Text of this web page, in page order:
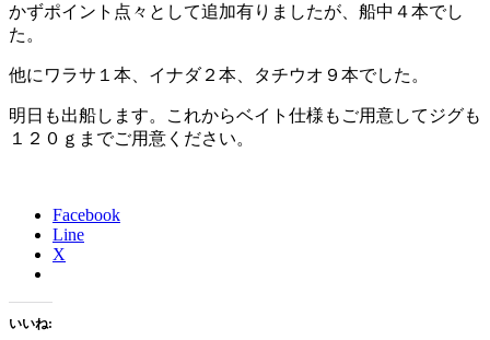
かずポイント点々として追加有りましたが、船中４本でし
た。
他にワラサ１本、イナダ２本、タチウオ９本でした。
明日も出船します。これからベイト仕様もご用意してジグも
１２０ｇまでご用意ください。
Facebook
Line
X
いいね: